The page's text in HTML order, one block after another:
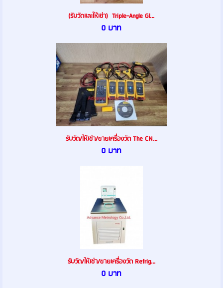
(รับวัดและให้เช่า) Triple-Angle Gl...
0 บาท
รับวัด/ให้เช่า/ขายเครื่องวัด The CN...
0 บาท
รับวัด/ให้เช่า/ขายเครื่องวัด Refrig...
0 บาท